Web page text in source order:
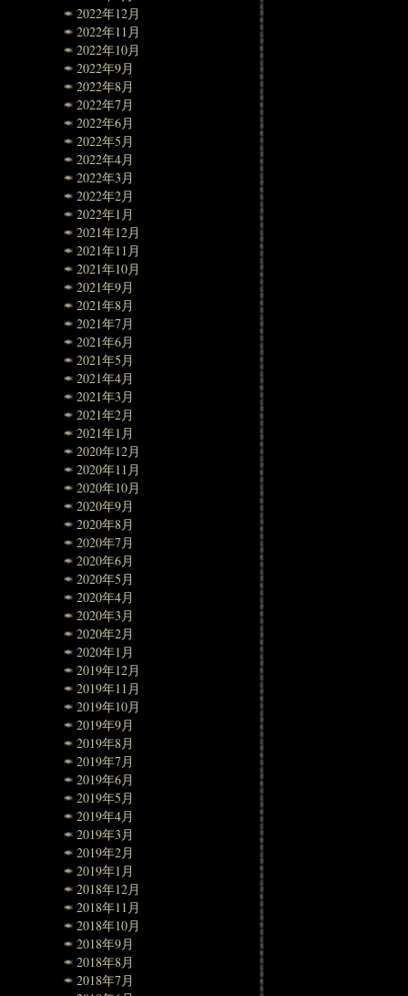
2022年12月
2022年11月
2022年10月
2022年9月
2022年8月
2022年7月
2022年6月
2022年5月
2022年4月
2022年3月
2022年2月
2022年1月
2021年12月
2021年11月
2021年10月
2021年9月
2021年8月
2021年7月
2021年6月
2021年5月
2021年4月
2021年3月
2021年2月
2021年1月
2020年12月
2020年11月
2020年10月
2020年9月
2020年8月
2020年7月
2020年6月
2020年5月
2020年4月
2020年3月
2020年2月
2020年1月
2019年12月
2019年11月
2019年10月
2019年9月
2019年8月
2019年7月
2019年6月
2019年5月
2019年4月
2019年3月
2019年2月
2019年1月
2018年12月
2018年11月
2018年10月
2018年9月
2018年8月
2018年7月